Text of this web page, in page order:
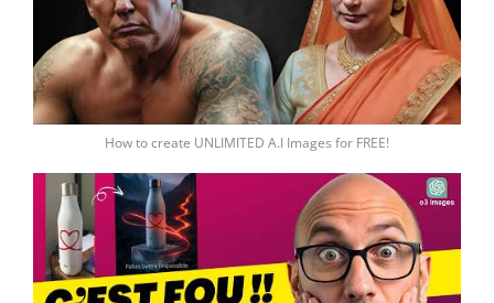
How to create UNLIMITED A.I Images for FREE!